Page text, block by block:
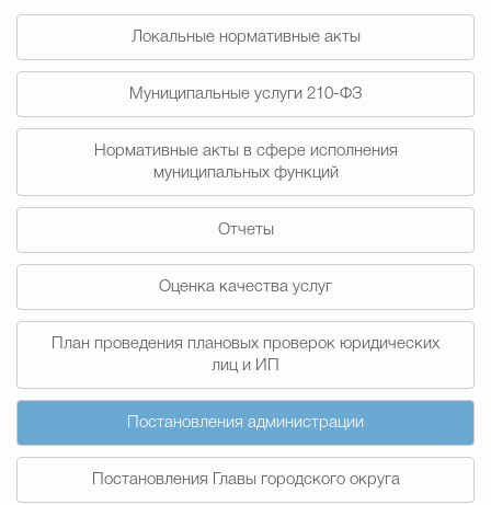
Дума городского округа
Новости Обращения граждан
Противодействие
Муниципальные
Локальные нормативные акты
Муниципальные услуги 210-ФЗ
Нормативные акты в сфере исполнения
муниципальных функций
Отчеты
Оценка качества услуг
План проведения плановых проверок юридических
лиц и ИП
Постановления администрации
Постановления Главы городского округа